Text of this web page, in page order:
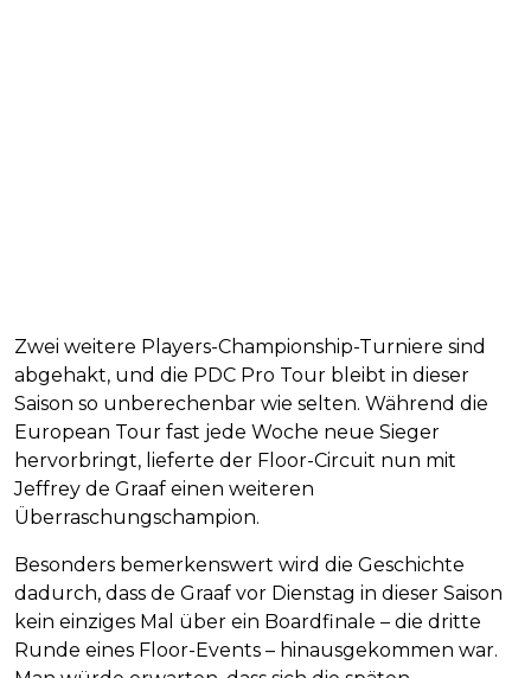
Zwei weitere Players-Championship-Turniere sind
abgehakt, und die PDC Pro Tour bleibt in dieser
Saison so unberechenbar wie selten. Während die
European Tour fast jede Woche neue Sieger
hervorbringt, lieferte der Floor-Circuit nun mit
Jeffrey de Graaf einen weiteren
Überraschungschampion.
Besonders bemerkenswert wird die Geschichte
dadurch, dass de Graaf vor Dienstag in dieser Saison
kein einziges Mal über ein Boardfinale – die dritte
Runde eines Floor-Events – hinausgekommen war.